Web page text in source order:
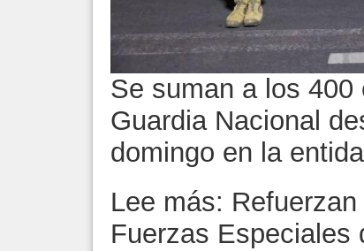
Se suman a los
Guardia Nacional
domingo en la
Lee más:
Fuerzas Especiales